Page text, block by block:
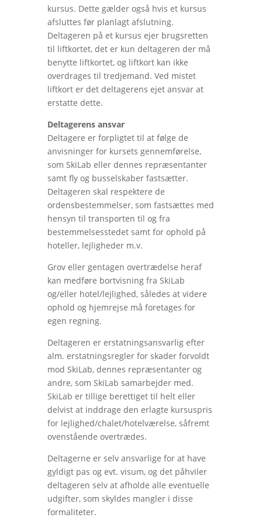
kursus. Dette gælder også hvis et kursus
afsluttes før planlagt afslutning.
Deltageren på et kursus ejer brugsretten
til liftkortet, det er kun deltageren der må
benytte liftkortet, og liftkort kan ikke
overdrages til tredjemand. Ved mistet
liftkort er det deltagerens ejet ansvar at
erstatte dette.
Deltagerens ansvar
Deltagere er forpligtet til at følge de
anvisninger for kursets gennemførelse,
som SkiLab eller dennes repræsentanter
samt fly og busselskaber fastsætter.
Deltageren skal respektere de
ordensbestemmelser, som fastsættes med
hensyn til transporten til og fra
bestemmelsesstedet samt for ophold på
hoteller, lejligheder m.v.
Grov eller gentagen overtrædelse heraf
kan medføre bortvisning fra SkiLab
og/eller hotel/lejlighed, således at videre
ophold og hjemrejse må foretages for
egen regning.
Deltageren er erstatningsansvarlig efter
alm. erstatningsregler for skader forvoldt
mod SkiLab, dennes repræsentanter og
andre, som SkiLab samarbejder med.
SkiLab er tillige berettiget til helt eller
delvist at inddrage den erlagte kursuspris
for lejlighed/chalet/hotelværelse, såfremt
ovenstående overtrædes.
Deltagerne er selv ansvarlige for at have
gyldigt pas og evt. visum, og det påhviler
deltageren selv at afholde alle eventuelle
udgifter, som skyldes mangler i disse
formaliteter.